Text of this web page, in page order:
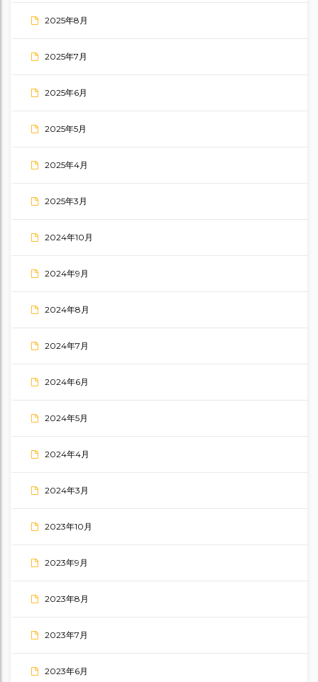
2025年8月
2025年7月
2025年6月
2025年5月
2025年4月
2025年3月
2024年10月
2024年9月
2024年8月
2024年7月
2024年6月
2024年5月
2024年4月
2024年3月
2023年10月
2023年9月
2023年8月
2023年7月
2023年6月